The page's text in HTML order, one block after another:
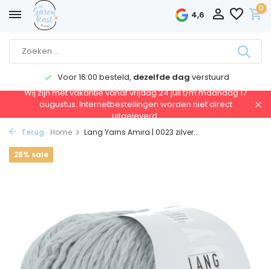
4,6
0
Voor 16:00 besteld, dezelfde dag verstuurd
Wij zijn met vakantie vanaf vrijdag 24 juli t/m maandag 17
augustus. Internetbestellingen worden niet direct
uitgeleverd.
Terug Home Lang Yarns Amira | 0023 zilver...
28% sale